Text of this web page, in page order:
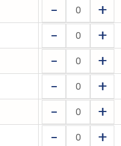
- +
- +
- +
- +
- +
- +